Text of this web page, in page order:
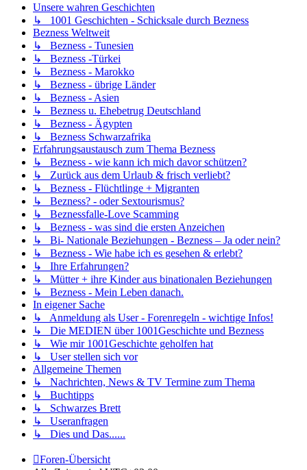
Unsere wahren Geschichten
↳ 1001 Geschichten - Schicksale durch Bezness
Bezness Weltweit
↳ Bezness - Tunesien
↳ Bezness -Türkei
↳ Bezness - Marokko
↳ Bezness - übrige Länder
↳ Bezness - Asien
↳ Bezness u. Ehebetrug Deutschland
↳ Bezness - Ägypten
↳ Bezness Schwarzafrika
Erfahrungsaustausch zum Thema Bezness
↳ Bezness - wie kann ich mich davor schützen?
↳ Zurück aus dem Urlaub & frisch verliebt?
↳ Bezness - Flüchtlinge + Migranten
↳ Bezness? - oder Sextourismus?
↳ Beznessfalle-Love Scamming
↳ Bezness - was sind die ersten Anzeichen
↳ Bi- Nationale Beziehungen - Bezness – Ja oder nein?
↳ Bezness - Wie habe ich es gesehen & erlebt?
↳ Ihre Erfahrungen?
↳ Mütter + ihre Kinder aus binationalen Beziehungen
↳ Bezness - Mein Leben danach.
In eigener Sache
↳ Anmeldung als User - Forenregeln - wichtige Infos!
↳ Die MEDIEN über 1001Geschichte und Bezness
↳ Wie mir 1001Geschichte geholfen hat
↳ User stellen sich vor
Allgemeine Themen
↳ Nachrichten, News & TV Termine zum Thema
↳ Buchtipps
↳ Schwarzes Brett
↳ Useranfragen
↳ Dies und Das......
Foren-Übersicht